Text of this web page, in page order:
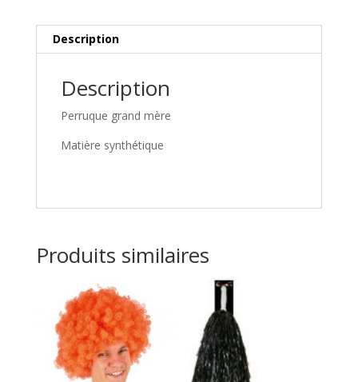
Description
Description
Perruque grand mère
Matière synthétique
Produits similaires